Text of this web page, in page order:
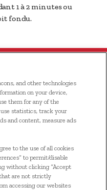
1 à 2 minutes ou
fondu.
and other technologies
on your device,
them for any of the
statistics, track your
and content, measure ads
to the use of all cookies
to permit/disable
without clicking “Accept
that are not strictly
accessing our websites